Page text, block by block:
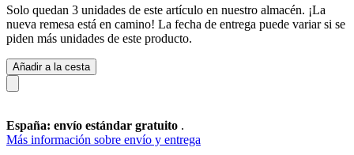
Solo quedan 3 unidades de este artículo en nuestro almacén. ¡La
nueva remesa está en camino! La fecha de entrega puede variar si se
piden más unidades de este producto.
Añadir a la cesta
España: envío estándar gratuito .
Más información sobre envío y entrega